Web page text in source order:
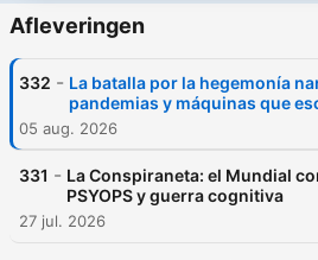
Afleveringen
332 - La batalla por la hegemonía
pandemias y máquinas que
05 aug. 2026
331 - La Conspiraneta: el Mundial
PSYOPS y guerra cognitiva
27 jul. 2026